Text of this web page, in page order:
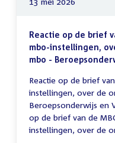
Reactie op de brief
mbo-instellingen,
mbo -
Reactie op de brief
instellingen, over de
Beroepsonderwijs en
op de brief van de
instellingen, over de